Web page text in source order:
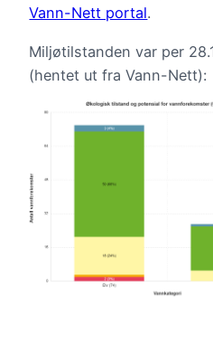
Vann-Nett portal.
Miljøtilstanden var per
(hentet ut fra Vann-Nett):